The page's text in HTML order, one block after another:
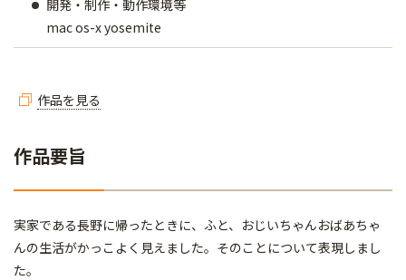
開発・制作・動作環境等
mac os-x yosemite
作品を見る
作品要旨
実家である長野に帰ったときに、ふと、おじいちゃんおばあちゃ
んの生活がかっこよく見えました。そのことについて表現しまし
た。